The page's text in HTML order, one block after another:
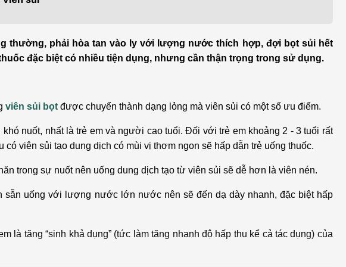
tích
Thận - Tiết niệu
Chấn thương chỉnh hình
Ngoại khoa
Nam học
thường, phải hòa tan vào ly với lượng nước thích hợp, đợi bọt sủi hết
đặc biệt có nhiều tiện dụng, nhưng cần thận trọng trong sử dụng.
viên sủi bọt được chuyển thành dạng lỏng mà viên sủi có một số ưu điểm.
nuốt, nhất là trẻ em và người cao tuổi. Đối với trẻ em khoảng 2 - 3 tuổi rất
có viên sủi tạo dung dịch có mùi vị thơm ngon sẽ hấp dẫn trẻ uống thuốc.
trong sự nuốt nên uống dung dịch tạo từ viên sủi sẽ dễ hơn là viên nén.
sẵn uống với lượng nước lớn nước nên sẽ đến dạ dày nhanh, đặc biệt hấp
là tăng “sinh khả dụng” (tức làm tăng nhanh độ hấp thu kể cả tác dụng) của